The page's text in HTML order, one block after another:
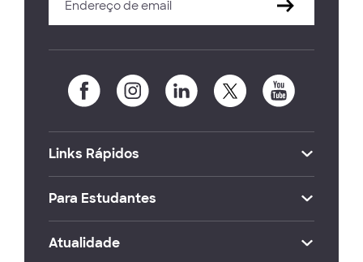
Links Rápidos
Para Estudantes
Atualidade